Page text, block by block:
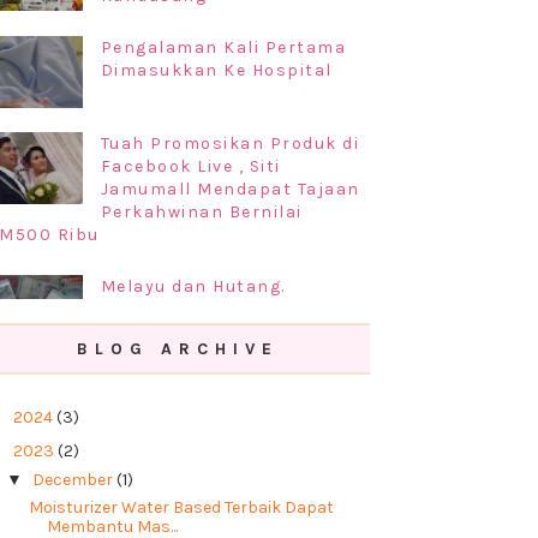
Pengalaman Kali Pertama
Dimasukkan Ke Hospital
Tuah Promosikan Produk di
Facebook Live , Siti
Jamumall Mendapat Tajaan
Perkahwinan Bernilai
Ribu
Melayu dan Hutang.
BLOG ARCHIVE
2024(3)
2023 (2)
▼ December(1)
Moisturizer Water Based Terbaik Dapat
Membantu Mas...